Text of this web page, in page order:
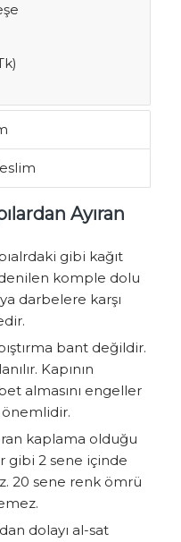
Ayıran
gibi kağıt
komple dolu
darbelere karşı
bant değildir.
Kapının
almasını engeller
önemlidir.
kaplama olduğu
gibi 2 sene içinde
20 sene renk ömrü
dolayı al-sat